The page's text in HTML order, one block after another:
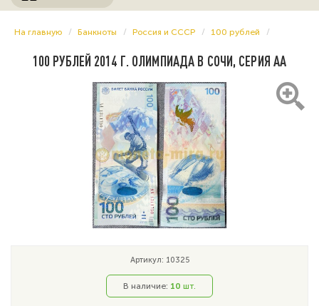
На главную Банкноты Россия и СССР 100 рублей
100 РУБЛЕЙ 2014 Г. ОЛИМПИАДА В СОЧИ, СЕРИЯ АА
Артикул: 10325
В наличие: 10 шт.